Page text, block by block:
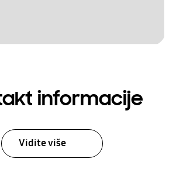
informacije
Vidite više